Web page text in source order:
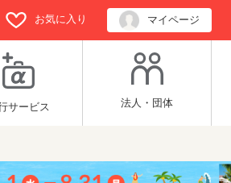
お気に入り マイページ
サービス 法人・団体